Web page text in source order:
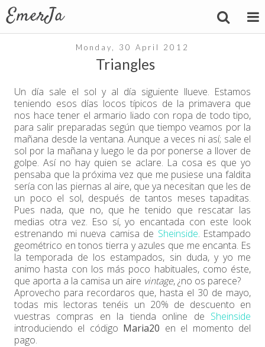
Monday, 30 April 2012
Triangles
Un día sale el sol y al día siguiente llueve. Estamos
teniendo esos días locos típicos de la primavera que
nos hace tener el armario liado con ropa de todo tipo,
para salir preparadas según que tiempo veamos por la
mañana desde la ventana. Aunque a veces ni así; sale el
sol por la mañana y luego le da por ponerse a llover de
golpe. Así no hay quien se aclare. La cosa es que yo
pensaba que la próxima vez que me pusiese una faldita
sería con las piernas al aire, que ya necesitan que les de
un poco el sol, después de tantos meses tapaditas.
Pues nada, que no, que he tenido que rescatar las
medias otra vez. Eso sí, yo encantada con este look
estrenando mi nueva camisa de Sheinside. Estampado
geométrico en tonos tierra y azules que me encanta. Es
la temporada de los estampados, sin duda, y yo me
animo hasta con los más poco habituales, como éste,
que aporta a la camisa un aire vintage, ¿no os parece?
Aprovecho para recordaros que, hasta el 30 de mayo,
todas mis lectoras tenéis un 20% de descuento en
vuestras compras en la tienda online de Sheinside
introduciendo el código Maria20 en el momento del
pago.